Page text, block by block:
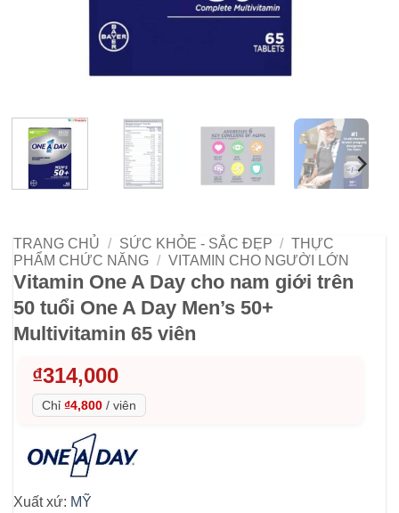
TRANG CHỦ / SỨC KHỎE - SẮC ĐẸP / THỰC
PHẨM CHỨC NĂNG / VITAMIN CHO NGƯỜI LỚN
Vitamin One A Day cho nam giới trên
50 tuổi One A Day Men’s 50+
Multivitamin 65 viên
₫314,000
Chỉ ₫4,800 / viên
Xuất xứ: MỸ